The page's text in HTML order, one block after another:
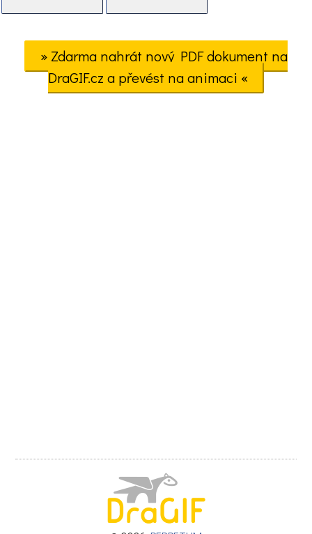
» Zdarma nahrát nový PDF dokument na
DraGIF.cz a převést na animaci «